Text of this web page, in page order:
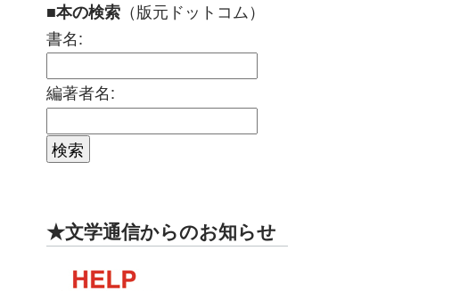
■本の検索（版元ドットコム）
書名:
編著者名:
★文学通信からのお知らせ